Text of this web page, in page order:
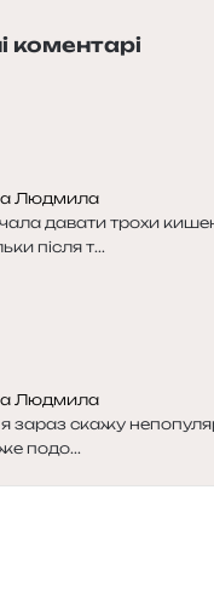
коментарі
Людмила
давати трохи
після т...
Людмила
зараз скажу
подо...